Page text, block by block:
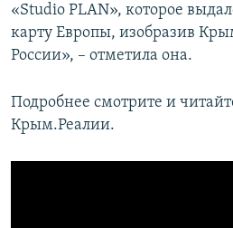
«Studio PLAN», которое
карту Европы, изобразив
России», – отметила она.
Подробнее смотрите и
Крым.Реалии.